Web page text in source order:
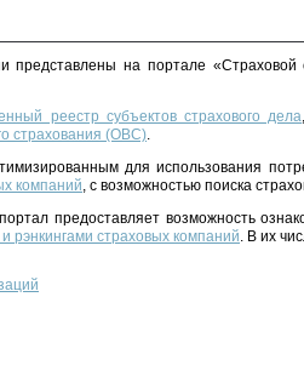
представлены на портале «Страховой
реестр субъектов страхового дела
страхования (ОВС).
для использования
компаний, с возможностью поиска
предоставляет возможность
рэнкингами страховых компаний. В их